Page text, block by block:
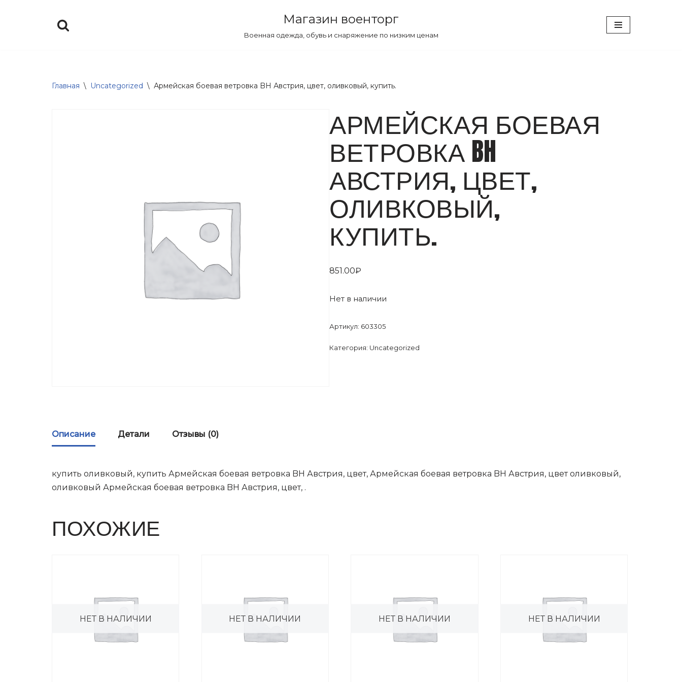
Магазин военторг
Военная одежда, обувь и снаряжение по низким ценам
Главная \ Uncategorized \ Армейская боевая ветровка BH Австрия, цвет, оливковый, купить.
АРМЕЙСКАЯ БОЕВАЯ
ВЕТРОВКА BH
АВСТРИЯ, ЦВЕТ,
ОЛИВКОВЫЙ,
КУПИТЬ.
851.00₽
Нет в наличии
Артикул: 603305
Категория: Uncategorized
Описание Детали Отзывы (0)
купить оливковый, купить Армейская боевая ветровка BH Австрия, цвет, Армейская боевая ветровка BH Австрия, цвет оливковый,
оливковый Армейская боевая ветровка BH Австрия, цвет, .
ПОХОЖИЕ
НЕТ В НАЛИЧИИ НЕТ В НАЛИЧИИ НЕТ В НАЛИЧИИ НЕТ В НАЛИЧИИ